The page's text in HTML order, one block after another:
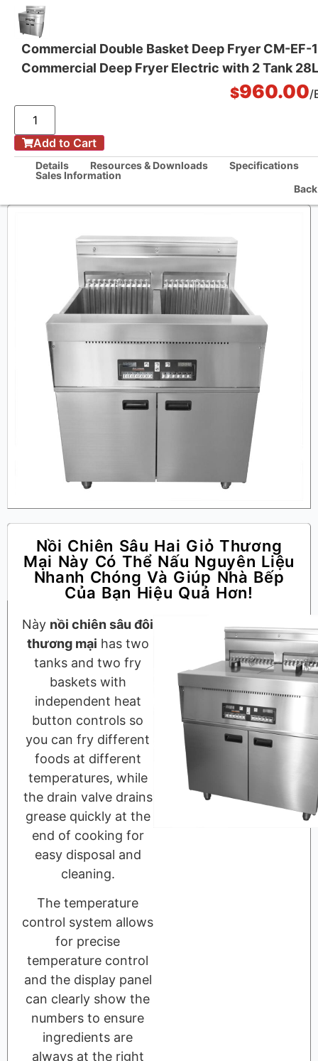
One Stop Kitchen Solutions
Nhà /
Commercial Double Basket Deep Fryer CM-EF-18C Commercial Deep
Fryer Electric with 2 Tank 28L*2
Nồi Chiên Sâu Hai Giỏ Thương
Mại Này Có Thể Nấu Nguyên Liệu
Nhanh Chóng Và Giúp Nhà Bếp
Của Bạn Hiệu Quả Hơn!
Này nồi chiên sâu đôi
thương mại has two
tanks and two fry
baskets with
independent heat
button controls so
you can fry different
foods at different
temperatures, while
the drain valve drains
grease quickly at the
end of cooking for
easy disposal and
cleaning.
The temperature
control system allows
for precise
temperature control
and the display panel
can clearly show the
numbers to ensure
ingredients are
always at the right
Commercial Double Basket Deep Fryer CM-EF-
Commercial Deep Fryer Electric with 2 Tank
$960.00/
Add to Cart
Details Resources & Downloads
Specifications
Sales Information